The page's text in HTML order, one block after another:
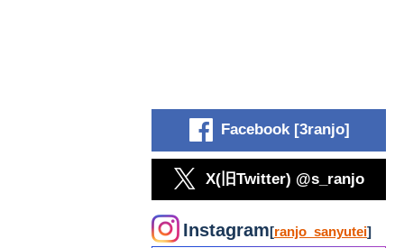
Facebook [3ranjo]
X(旧Twitter) @s_ranjo
Instagram[ranjo_sanyutei]